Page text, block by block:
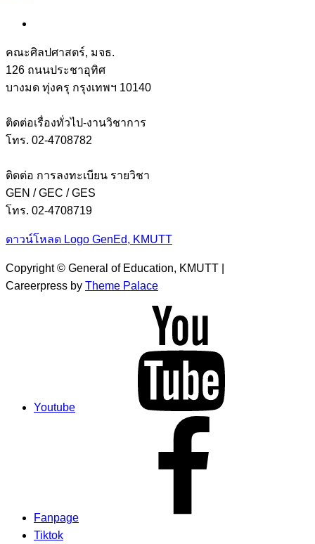
คณะศิลปศาสตร์, มจธ.
126 ถนนประชาอุทิศ
บางมด ทุ่งครุ กรุงเทพฯ 10140
ติดต่อเรื่องทั่วไป-งานวิชาการ
โทร. 02-4708782
ติดต่อ การลงทะเบียน รายวิชา
GEN / GEC / GES
โทร. 02-4708719
ดาวน์โหลด Logo GenEd, KMUTT
Copyright © General of Education, KMUTT |
Careerpress by Theme Palace
Youtube
Fanpage
Tiktok